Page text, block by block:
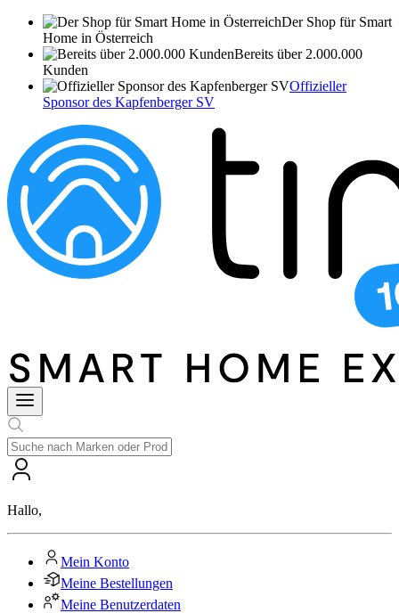
Der Shop für Smart
Home in Österreich
Bereits über 2.000.000
Kunden
Offizieller
Sponsor des Kapfenberger SV
Hallo,
Mein Konto
Meine Bestellungen
Meine Benutzerdaten